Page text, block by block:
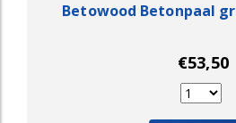
Betowood Betonpaal
€53,50